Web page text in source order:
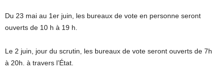
Du 23 mai au 1er juin, les bureaux de vote en personne seront
ouverts de 10 h à 19 h.
Le 2 juin, jour du scrutin, les bureaux de vote seront ouverts de 7h
à 20h. à travers l’État.